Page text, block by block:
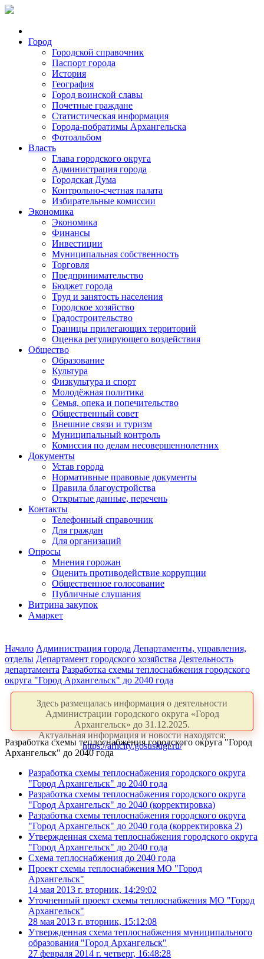
Город
Городской справочник
Паспорт города
История
География
Город воинской славы
Почетные граждане
Статистическая информация
Города-побратимы Архангельска
Фотоальбом
Власть
Глава городского округа
Администрация города
Городская Дума
Контрольно-счетная палата
Избирательные комиссии
Экономика
Экономика
Финансы
Инвестиции
Муниципальная собственность
Торговля
Предпринимательство
Бюджет города
Труд и занятость населения
Городское хозяйство
Градостроительство
Границы прилегающих территорий
Оценка регулирующего воздействия
Общество
Образование
Культура
Физкультура и спорт
Молодёжная политика
Семья, опека и попечительство
Общественный совет
Внешние связи и туризм
Муниципальный контроль
Комиссия по делам несовершеннолетних
Документы
Устав города
Нормативные правовые документы
Правила благоустройства
Открытые данные, перечень
Контакты
Телефонный справочник
Для граждан
Для организаций
Опросы
Мнения горожан
Оценить противодействие коррупции
Общественное голосование
Публичные слушания
Витрина закупок
Амаркет
Начало Администрация города Департаменты, управления,
отделы Департамент городского хозяйства Деятельность
департамента Разработка схемы теплоснабжения городского
округа "Город Архангельск" до 2040 года
Здесь размещалась информация о деятельности
Администрации городского округа «Город
Архангельск» до 31.12.2025.
Актуальная информация и новости находятся:
https://arhcity.gosuslugi.ru/
Разработка схемы теплоснабжения городского округа "Город
Архангельск" до 2040 года
Разработка схемы теплоснабжения городского округа
"Город Архангельск" до 2040 года
Разработка схемы теплоснабжения городского округа
"Город Архангельск" до 2040 (корректировка)
Разработка схемы теплоснабжения городского округа
"Город Архангельск" до 2040 года (корректировка 2)
Утвержденная схема теплоснабжения городского округа
"Город Архангельск" до 2040 года
Схема теплоснабжения до 2040 года
Проект схемы теплоснабжения МО "Город
Архангельск"
14 мая 2013 г. вторник, 14:29:02
Уточненный проект схемы теплоснабжения МО "Город
Архангельск"
28 мая 2013 г. вторник, 15:12:08
Утвержденная схема теплоснабжения муниципального
образования "Город Архангельск"
27 февраля 2014 г. четверг, 16:48:28